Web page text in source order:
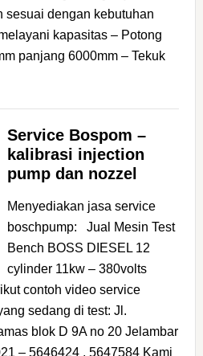
sesuai dengan kebutuhan
kapasitas – Potong
panjang 6000mm – Tekuk
Service Bospom –
kalibrasi injection
pump dan nozzel
Menyediakan jasa service
boschpump: Jual Mesin Test
Bench BOSS DIESEL 12
cylinder 11kw – 380volts
contoh video service
sedang di test: Jl.
blok D 9A no 20 Jelambar
– 5646424 , 5647584 Kami